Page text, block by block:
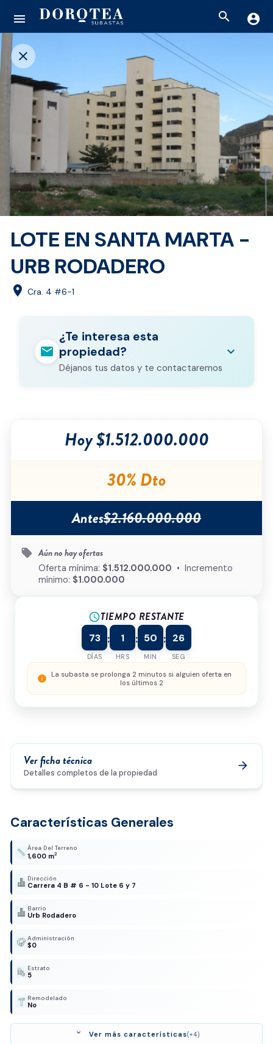
menu search account_circle
close
LOTE EN SANTA MARTA -
URB RODADERO
location_on Cra. 4 #6-1
mail
¿Te interesa esta
propiedad?
Déjanos tus datos y te contactaremos
expand_more
Correo electrónico
¿Cómo podemos ayudarte?
política de privacidady el
tratamiento de
Enviar solicitud
Hoy $1.512.000.000
30% Dto
Antes$2.160.000.000
local_offer Aún no hay ofertas
Oferta mínima: $1.512.000.000 • Incremento
mínimo: $1.000.000
scheduleTIEMPO RESTANTE
73
DÍAS
: 1
HRS
: 50
MIN
: 26
SEG
info La subasta se prolonga 2 minutos si alguien oferta en
los últimos 2
Ver ficha técnica
Detalles completos de la propiedad
arrow_forward
Características Generales
Área Del Terreno
1,600 m2
Dirección
Carrera 4 B # 6 - 10 Lote 6 y 7
Barrio
Urb Rodadero
Administración
$0
Estrato
5
Remodelado
No
expand_more Ver más características(+4)